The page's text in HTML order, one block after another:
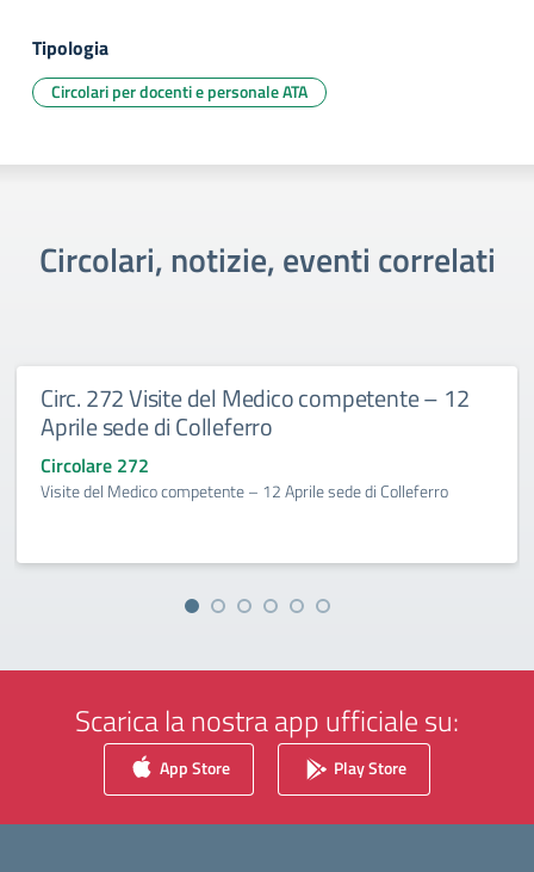
Tipologia
Circolari per docenti e personale ATA
Circolari, notizie, eventi correlati
Circ. 272 Visite del Medico competente – 12
Aprile sede di Colleferro
Circolare 272
Visite del Medico competente – 12 Aprile sede di Colleferro
Scarica la nostra app ufficiale su:
App Store Play Store